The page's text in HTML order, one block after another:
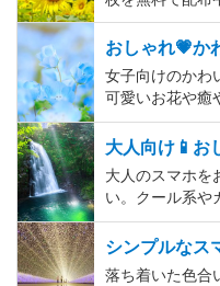
おしゃれ💗か
女子向けのかわ
可愛いお花や癒
大人向け📱お
大人のスマホを
い。クール系や
シンプルなス
落ち着いた色合